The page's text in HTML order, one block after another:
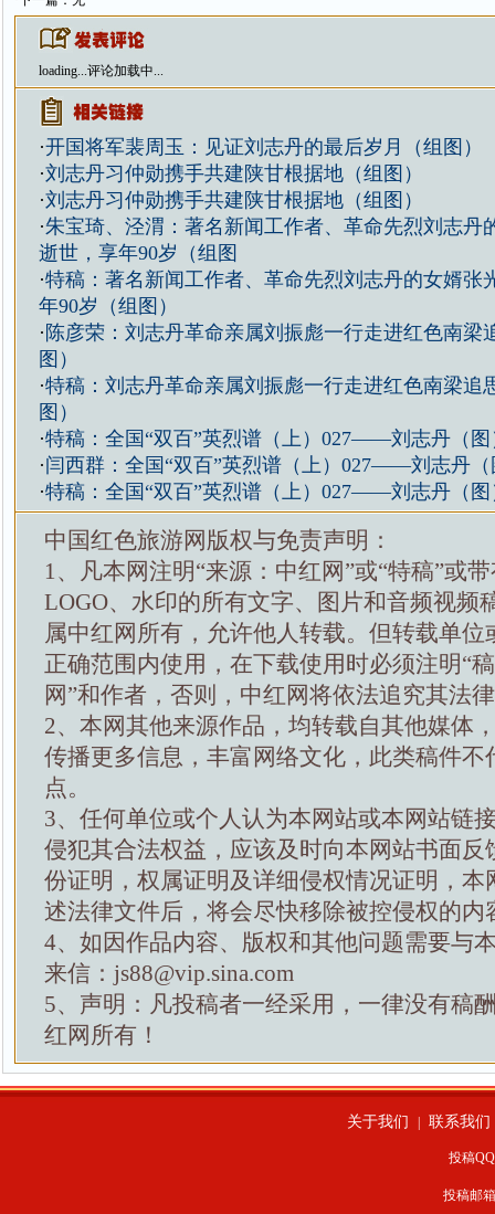
loading...评论加载中...
·开国将军裴周玉：见证刘志丹的最后岁月（组图）
·刘志丹习仲勋携手共建陕甘根据地（组图）
·刘志丹习仲勋携手共建陕甘根据地（组图）
·朱宝琦、泾渭：著名新闻工作者、革命先烈刘志丹
逝世，享年90岁（组图
·特稿：著名新闻工作者、革命先烈刘志丹的女婿张
年90岁（组图）
· 陈彦荣：刘志丹革命亲属刘振彪一行走进红色南梁
图）
·特稿：刘志丹革命亲属刘振彪一行走进红色南梁追
图）
·特稿：全国“双百”英烈谱（上）027——刘志丹（图
·闫西群：全国“双百”英烈谱（上）027——刘志丹（
·特稿：全国“双百”英烈谱（上）027——刘志丹（图
中国红色旅游网版权与免责声明：
1、凡本网注明“来源：中红网”或“特稿”或
LOGO、水印的所有文字、图片和音频视频
属中红网所有，允许他人转载。但转载单位
正确范围内使用，在下载使用时必须注明“
网”和作者，否则，中红网将依法追究其法
2、本网其他来源作品，均转载自其他媒体
传播更多信息，丰富网络文化，此类稿件不
点。
3、任何单位或个人认为本网站或本网站链
侵犯其合法权益，应该及时向本网站书面反
份证明，权属证明及详细侵权情况证明，本
述法律文件后，将会尽快移除被控侵权的内
4、如因作品内容、版权和其他问题需要与
来信：js88@vip.sina.com
5、声明：凡投稿者一经采用，一律没有稿
红网所有！
关于我们 联系我们
投稿
投稿邮